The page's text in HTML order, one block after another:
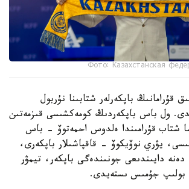
Фото: Казахстанская
قۇرامانىڭ باپكەرلەر شتابىنا نۇربول
ول باس باپكەردىڭ كومەكشىسى قىزمەتىن
شتاب قۇرامىندا ەلدوس احمەتوۆ - باس
يۋري نوۆيكوۆ - قاقپاشىلار باپكەرى،
دايىندىعى جونىندەگى باپكەر، تيمۋر
بولىپ جۇمىس ىستەيدى.